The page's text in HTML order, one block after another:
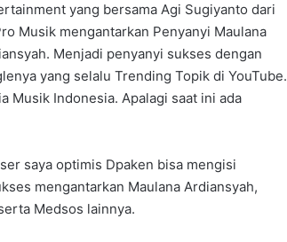
yang bersama Agi Sugiyanto dari
Musik mengantarkan Penyanyi Maulana
Menjadi penyanyi sukses dengan
yang selalu Trending Topik di YouTube.
Musik Indonesia. Apalagi saat ini ada
saya optimis Dpaken bisa mengisi
mengantarkan Maulana Ardiansyah,
Medsos lainnya.